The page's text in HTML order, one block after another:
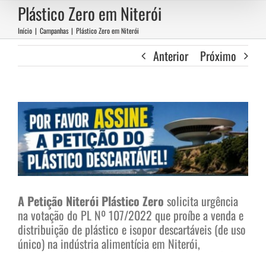
Plástico Zero em Niterói
Início | Campanhas | Plástico Zero em Niterói
Anterior Próximo
View
Larger
Image
A Petição Niterói Plástico Zero solicita urgência
na votação do PL Nº 107/2022 que proíbe a venda e
distribuição de plástico e isopor descartáveis (de uso
único) na indústria alimentícia em Niterói,